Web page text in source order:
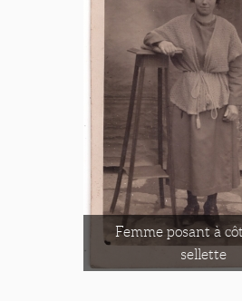
Femme posant à
sellette